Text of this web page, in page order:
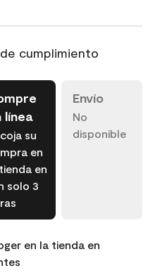
cumplimiento
línea
su
en
en
solo 3
Envío
No
disponible
en la tienda en